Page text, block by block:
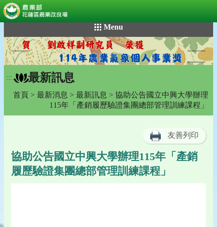
到
主
要
內
容
Menu
::: 最新訊息
首頁 > 最新消息 > 最新訊息 > 協助公告國立中興大學辦理
115年「產銷履歷驗證集團總部管理訓練課程」
友善列印
協助公告國立中興大學辦理115年「產銷
履歷驗證集團總部管理訓練課程」